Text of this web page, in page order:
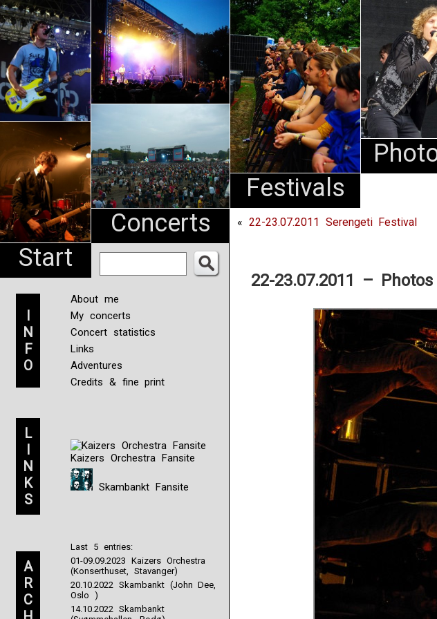
Start
Concerts
Festivals
An
Pharma
NL
I
N
F
O
About me
My concerts
Concert statistics
Links
Adventures
Credits & fine print
L
I
N
K
S
Kaizers Orchestra Fansite
Skambankt Fansite
A
R
C
Last 5 entries:
01-09.09.2023 Kaizers Orchestra
(Konserthuset, Stavanger)
20.10.2022 Skambankt (John Dee,
Oslo )
14.10.2022 Skambankt
« 22-23.07.2011 Serengeti Festival
22-23.07.2011 –